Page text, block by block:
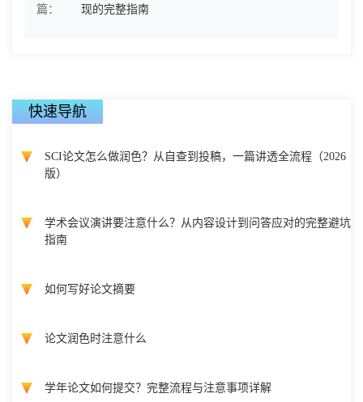
篇：
现的完整指南
快速导航
SCI论文怎么做润色？从自查到投稿，一篇讲透全流程（2026
版）
学术会议演讲要注意什么？从内容设计到问答应对的完整避坑
指南
如何写好论文摘要
论文润色时注意什么
学年论文如何提交？完整流程与注意事项详解